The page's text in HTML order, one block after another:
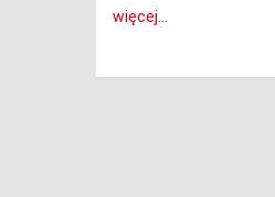
więcej...